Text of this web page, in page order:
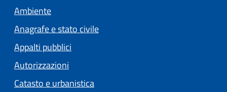
Ambiente
Anagrafe e stato civile
Appalti pubblici
Autorizzazioni
Catasto e urbanistica